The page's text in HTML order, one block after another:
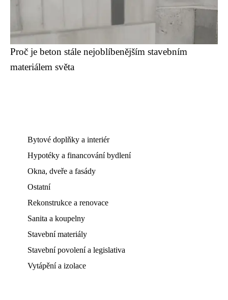
Proč je beton stále nejoblíbenějším stavebním
materiálem světa
Bytové doplňky a interiér
Hypotéky a financování bydlení
Okna, dveře a fasády
Ostatní
Rekonstrukce a renovace
Sanita a koupelny
Stavební materiály
Stavební povolení a legislativa
Vytápění a izolace